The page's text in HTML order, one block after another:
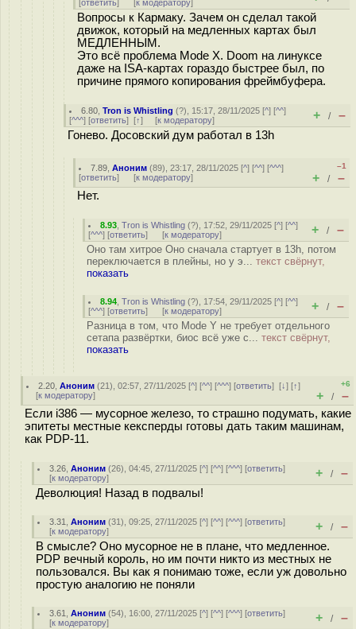
ответить к модератору
Вопросы к Кармаку. Зачем он сделал такой
движок, который на медленных картах был
МЕДЛЕННЫМ.
Это всё проблема Mode X. Doom на линуксе
даже на ISA-картах гораздо быстрее был, по
причине прямого копирования фреймбуфера.
6.80 ,Tron is Whistling (?), 15:17, 28/11/2025 [^] [^^]
[^^^] [ответить] [↑] [к модератору] + / –
Гонево. Досовский дум работал в 13h
7.89 ,Аноним (89), 23:17, 28/11/2025 [^] [^^] [^^^]
[ответить] [к модератору]
–1
+ / –
Нет.
8.93 ,Tron is Whistling (?), 17:52, 29/11/2025 [^] [^^]
[^^^] [ответить] [к модератору] + / –
Оно там хитрое Оно сначала стартует в 13h, потом
переключается в плейны, но у э... текст свёрнут,
показать
8.94 ,Tron is Whistling (?), 17:54, 29/11/2025 [^] [^^]
[^^^] [ответить] [к модератору] + / –
Разница в том, что Mode Y не требует отдельного
сетапа развёртки, биос всё уже с... текст свёрнут,
показать
2.20 ,Аноним (21), 02:57, 27/11/2025 [^] [^^] [^^^] [ответить][↓] [↑]
[к модератору]
+6
+ / –
Если i386 — мусорное железо, то страшно подумать, какие
эпитеты местные кексперды готовы дать таким машинам,
как PDP-11.
3.26 ,Аноним (26), 04:45, 27/11/2025 [^] [^^] [^^^] [ответить]
[к модератору] + / –
Деволюция! Назад в подвалы!
3.31 ,Аноним (31), 09:25, 27/11/2025 [^] [^^] [^^^] [ответить]
[к модератору] + / –
В смысле? Оно мусорное не в плане, что медленное.
PDP вечный король, но им почти никто из местных не
пользовался. Вы как я понимаю тоже, если уж довольно
простую аналогию не поняли
3.61 ,Аноним (54), 16:00, 27/11/2025 [^] [^^] [^^^] [ответить]
[к модератору] + / –